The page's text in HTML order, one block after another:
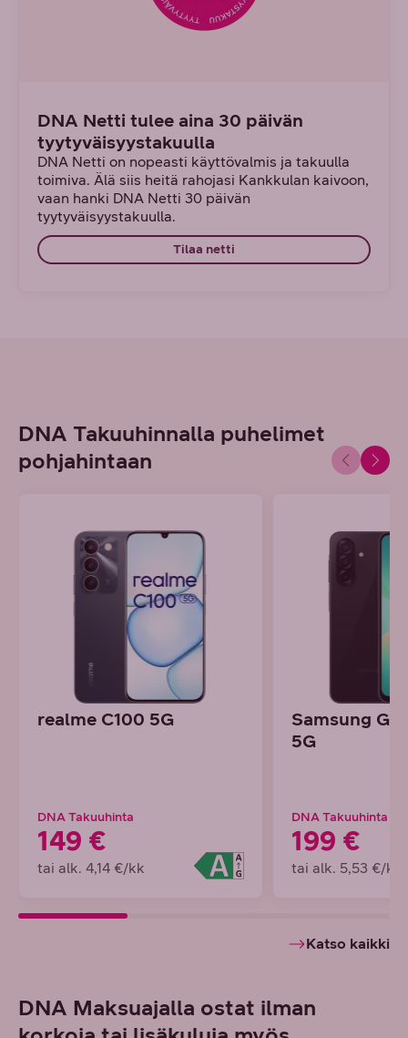
DNA Netti tulee aina 30 päivän
tyytyväisyystakuulla
DNA Netti on nopeasti käyttövalmis ja takuulla
toimiva. Älä siis heitä rahojasi Kankkulan kaivoon,
vaan hanki DNA Netti 30 päivän
tyytyväisyystakuulla.
Tilaa netti
DNA Takuuhinnalla puhelimet
pohjahintaan
realme C100 5G
DNA Takuuhinta
149 €
tai alk. 4,14 €/kk
Samsung
5G
DNA Takuuhinta
199 €
tai alk. 5,53 €/kk
Katso kaikki
DNA Maksuajalla ostat ilman